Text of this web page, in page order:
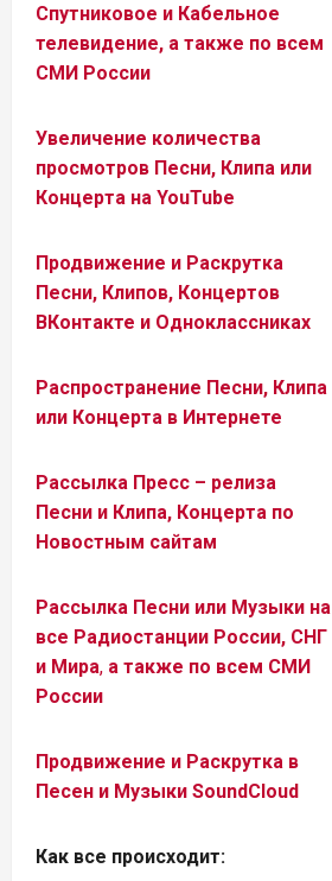
Спутниковое и Кабельное
телевидение, а также по всем
СМИ России
Увеличение количества
просмотров Песни, Клипа или
Концерта на YouTube
Продвижение и Раскрутка
Песни, Клипов, Концертов
ВКонтакте и Одноклассниках
Распространение Песни, Клипа
или Концерта в Интернете
Рассылка Пресс – релиза
Песни и Клипа, Концерта по
Новостным сайтам
Рассылка Песни или Музыки на
все Радиостанции России, СНГ
и Мира, а также по всем СМИ
России
Продвижение и Раскрутка в
Песен и Музыки SoundCloud
Как все происходит: